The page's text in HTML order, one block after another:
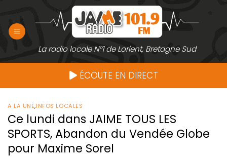
contenu
La radio locale N°1 de Lorient, Bretagne Sud
ÉCOUTE EN DIRECT
A LA UNE,INFOS LOCALES
Ce lundi dans JAIME TOUS LES
SPORTS, Abandon du Vendée Globe
pour Maxime Sorel